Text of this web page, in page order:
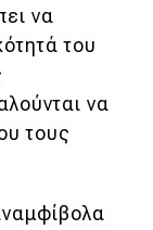
να
του
να
τους